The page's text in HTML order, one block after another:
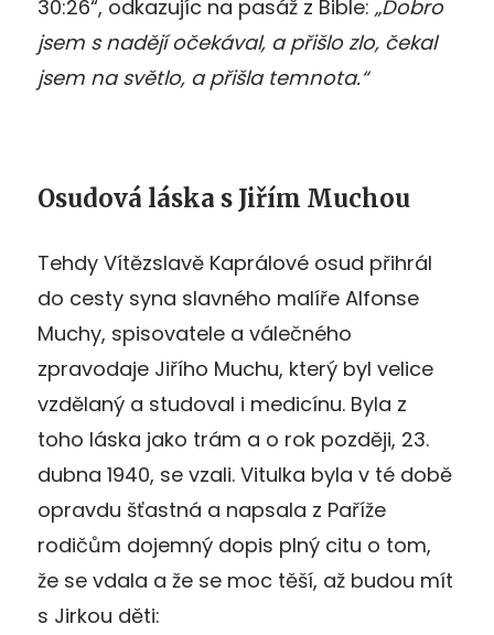
30:26“, odkazujíc na pasáž z Bible: „Dobro
jsem s nadějí očekával, a přišlo zlo, čekal
jsem na světlo, a přišla temnota.“
Osudová láska s Jiřím Muchou
Tehdy Vítězslavě Kaprálové osud přihrál
do cesty syna slavného malíře Alfonse
Muchy, spisovatele a válečného
zpravodaje Jiřího Muchu, který byl velice
vzdělaný a studoval i medicínu. Byla z
toho láska jako trám a o rok později, 23.
dubna 1940, se vzali. Vitulka byla v té době
opravdu šťastná a napsala z Paříže
rodičům dojemný dopis plný citu o tom,
že se vdala a že se moc těší, až budou mít
s Jirkou děti: